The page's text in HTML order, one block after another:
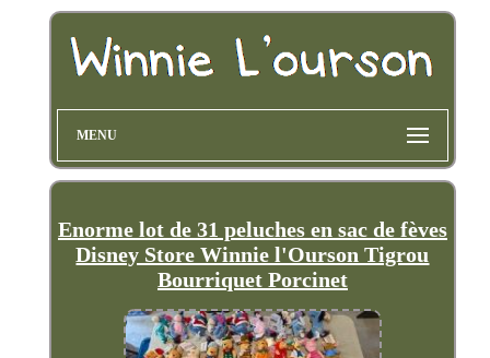
MENU
Enorme lot de 31 peluches en sac de fèves
Disney Store Winnie l'Ourson Tigrou
Bourriquet Porcinet